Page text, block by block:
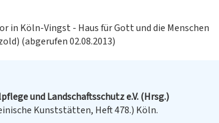
in Köln-Vingst - Haus für Gott und die Menschen
(abgerufen 02.08.2013)
und Landschaftsschutz e.V. (Hrsg.)
Kunststätten, Heft 478.) Köln.